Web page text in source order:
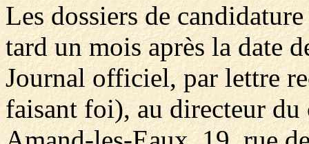
Les dossiers de
tard un mois après la date
Journal officiel, par lettre
faisant foi), au directeur